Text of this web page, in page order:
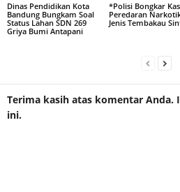
Dinas Pendidikan Kota
Bandung Bungkam Soal
Status Lahan SDN 269
Griya Bumi Antapani
*Polisi Bongkar
Peredaran
Jenis Tembakau
Terima kasih atas komentar
ini.